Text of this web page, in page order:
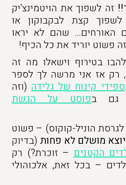
! זה לשפוך את הויטמינצ'יק
קצת לבקבוקון או
האורחים… שהם לא יראו
פשוט יוריד את כל הכיף!
בטירוף וישאלו מה זה
רק אז אני מרשה לך לספר
ספידי קינוח של גלידה(וזה
גם בפוסט על הגשת
הוניל-קוקוס) – פשוט
יוצא מושלם לא פחות (בדיוק
הקטנים – זוכרת?) רק
– בכל זאת, אלכוהולי